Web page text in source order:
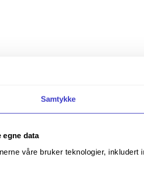
Samtykke
egne data
våre bruker teknologier,